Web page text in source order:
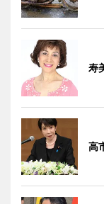
寿
高